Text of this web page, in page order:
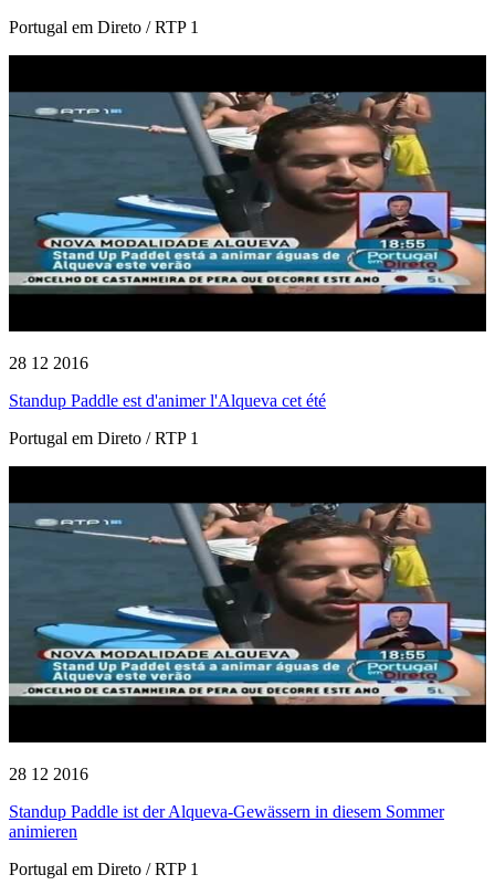
Portugal em Direto / RTP 1
28 12 2016
Standup Paddle est d'animer l'Alqueva cet été
Portugal em Direto / RTP 1
28 12 2016
Standup Paddle ist der Alqueva-Gewässern in diesem Sommer
animieren
Portugal em Direto / RTP 1